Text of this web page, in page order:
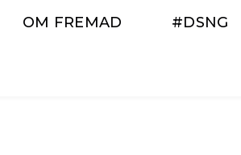
OM FREMAD #DSNG